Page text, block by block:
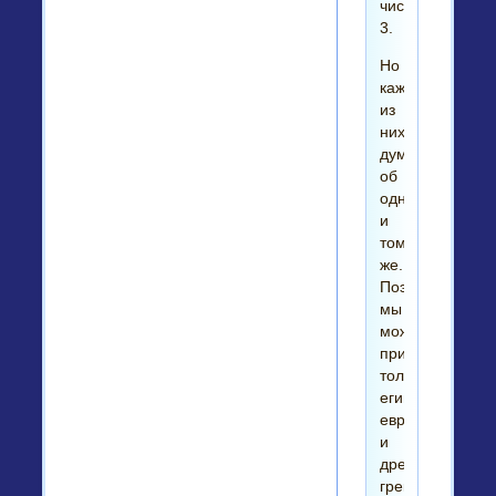
число
3.
Но
каждый
из
них
думал
об
одном
и
том
же.
Поэтому
мы
можем
применить
толкования
египтян,
евреев
и
древних
греков